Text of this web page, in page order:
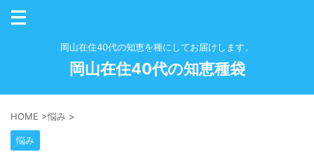
岡山在住40代の知恵を種にしてお届けします。
岡山在住40代の知恵種袋
HOME >悩み >
悩み